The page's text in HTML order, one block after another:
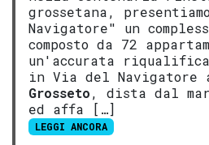
grossetana,
Navigatore" un
composto da 72
un'accurata
in Via del Navigatore
Grosseto, dista dal
ed affa […]
LEGGI ANCORA